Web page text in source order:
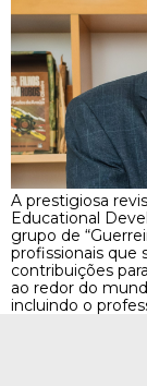
A prestigiosa
Educational
grupo de
profissionais que
contribuições
ao redor do
incluindo o